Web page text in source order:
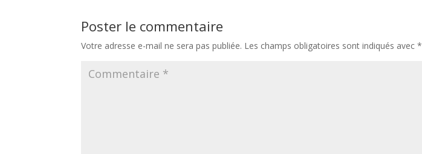
Poster le commentaire
Votre adresse e-mail ne sera pas publiée. Les champs obligatoires sont indiqués avec*